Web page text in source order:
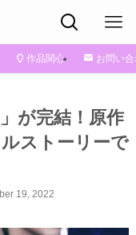
作品関心 お問い
が完結！原作
ストーリーで
19, 2022